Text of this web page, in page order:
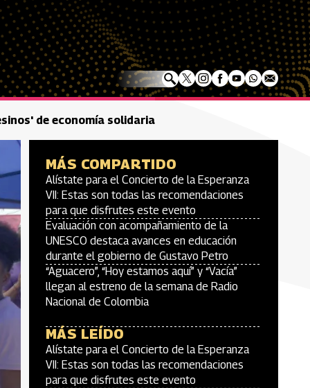
de economía solidaria
MÁS COMPARTIDO
Alístate para el Concierto de la Esperanza
VII: Estas son todas las recomendaciones
para que disfrutes este evento
Evaluación con acompañamiento de la
UNESCO destaca avances en educación
durante el gobierno de Gustavo Petro
“Aguacero”, “Hoy estamos aquí” y “Vacía”
llegan al estreno de la semana de Radio
Nacional de Colombia
MÁS LEÍDO
Alístate para el Concierto de la Esperanza
VII: Estas son todas las recomendaciones
para que disfrutes este evento